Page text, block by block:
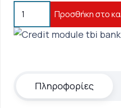
2016
Black
Προσθήκη στο
Πληροφορίες